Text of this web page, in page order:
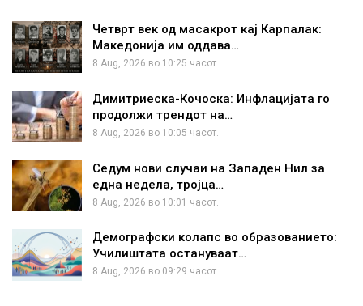
Четврт век од масакрот кај Карпалак:
Македонија им оддава…
8 Aug, 2026 во 10:25 часот.
Димитриеска-Кочоска: Инфлацијата го
продолжи трендот на…
8 Aug, 2026 во 10:05 часот.
Седум нови случаи на Западен Нил за
една недела, тројца…
8 Aug, 2026 во 10:01 часот.
Демографски колапс во образованието:
Училиштата остануваат…
8 Aug, 2026 во 09:29 часот.